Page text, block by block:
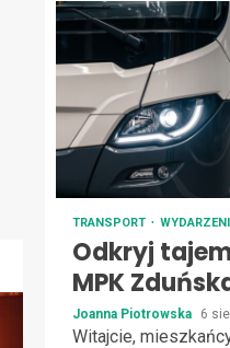
TRANSPORT
Odkryj
MPK
Joanna Piotrowska 6
Witajcie,